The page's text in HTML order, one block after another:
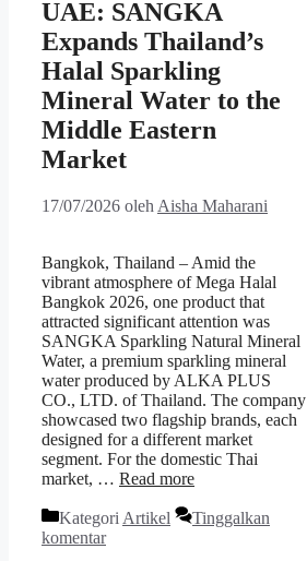
UAE: SANGKA
Expands Thailand’s
Halal Sparkling
Mineral Water to the
Middle Eastern
Market
17/07/2026 oleh Aisha Maharani
Bangkok, Thailand – Amid the
vibrant atmosphere of Mega Halal
Bangkok 2026, one product that
attracted significant attention was
SANGKA Sparkling Natural Mineral
Water, a premium sparkling mineral
water produced by ALKA PLUS
CO., LTD. of Thailand. The company
showcased two flagship brands, each
designed for a different market
segment. For the domestic Thai
market, … Read more
Kategori Artikel
Tinggalkan
komentar